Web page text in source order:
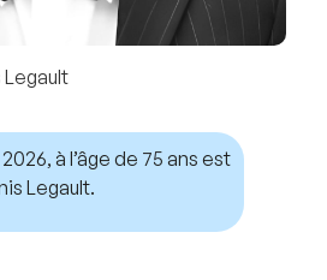
à l’âge de 75 ans est
Legault.